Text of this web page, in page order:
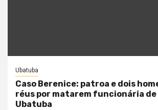
Ubatuba
Caso Berenice: patroa e dois
réus por matarem funcionária de
Ubatuba